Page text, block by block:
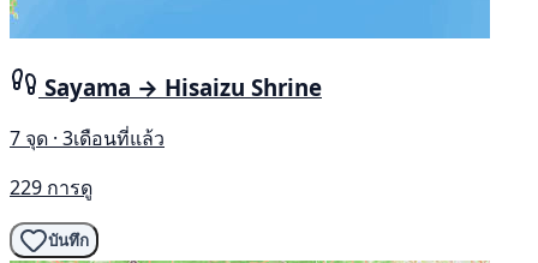
Sayama → Hisaizu Shrine
7 จุด · 3เดือนที่แล้ว
229 การดู
บันทึก